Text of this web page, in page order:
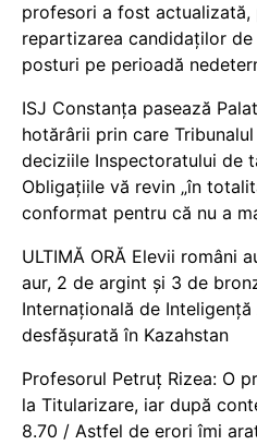
profesori a fost actualizată,
repartizarea candidaților
posturi pe perioadă
ISJ Constanța pasează
hotărârii prin care
deciziile Inspectoratului de
Obligațiile vă revin „în
conformat pentru că nu a
ULTIMĂ ORĂ Elevii români
aur, 2 de argint și 3 de
Internațională de
desfășurată în Kazahstan
Profesorul Petruț Rizea: O
la Titularizare, iar după
8.70 / Astfel de erori îmi